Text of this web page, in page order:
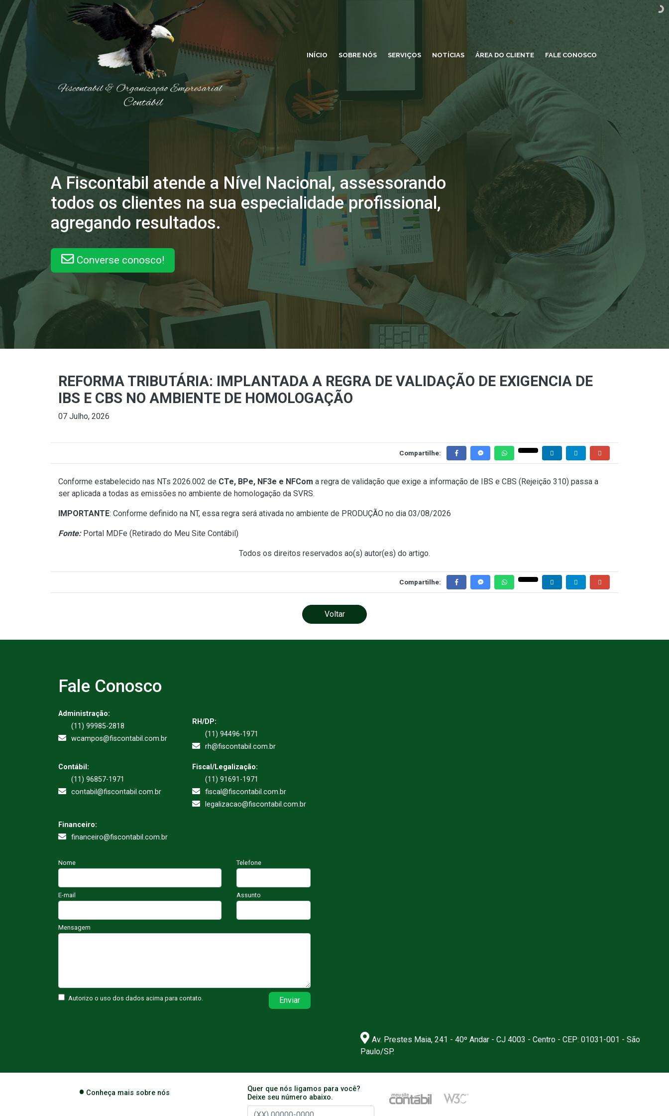
INÍCIO SOBRE NÓS SERVIÇOS NOTÍCIAS ÁREA DO CLIENTE FALE CONOSCO
A Fiscontabil atende a Nível Nacional, assessorando
todos os clientes na sua especialidade profissional,
agregando resultados.
Converse conosco!
REFORMA TRIBUTÁRIA: IMPLANTADA A REGRA DE VALIDAÇÃO DE EXIGENCIA DE
IBS E CBS NO AMBIENTE DE HOMOLOGAÇÃO
07 Julho, 2026
Compartilhe:
Conforme estabelecido nas NTs 2026.002 de CTe, BPe, NF3e e NFCom a regra de validação que exige a informação de IBS e CBS (Rejeição 310) passa a
ser aplicada a todas as emissões no ambiente de homologação da SVRS.
IMPORTANTE: Conforme definido na NT, essa regra será ativada no ambiente de PRODUÇÃO no dia 03/08/2026
Fonte:Portal MDFe (Retirado do Meu Site Contábil)
Todos os direitos reservados ao(s) autor(es) do artigo.
Compartilhe:
Voltar
Fale Conosco
Administração:
(11) 99985-2818
wcampos@fiscontabil.com.br
RH/DP:
(11) 94496-1971
rh@fiscontabil.com.br
Contábil:
(11) 96857-1971
contabil@fiscontabil.com.br
Fiscal/Legalização:
(11) 91691-1971
fiscal@fiscontabil.com.br
legalizacao@fiscontabil.com.br
Financeiro:
financeiro@fiscontabil.com.br
Nome Telefone
E-mail Assunto
Mensagem
Autorizo o uso dos dados acima para contato. Enviar
Av. Prestes Maia, 241 - 40º Andar - CJ 4003 - Centro - CEP: 01031-001 - São
Paulo/SP.
Conheça mais sobre nós
Quer que nós ligamos para você?
Deixe seu número abaixo.